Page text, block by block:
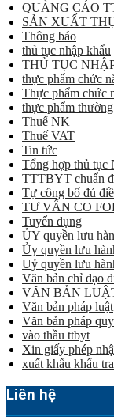
QUẢNG CÁO
SẢN XUẤT
Thông báo
thủ tục nhập khẩu
THỦ TỤC
thực phẩm chức
Thực phẩm chức
thực phẩm thường
Thuế NK
Thuế VAT
Tin tức
Tổng hợp thủ tục
TTTBYT chuẩn
Tự công bố đủ
TƯ VẤN CO
Tuyển dụng
ỦY quyền lưu
Ủy quyền lưu
Uỷ quyền lưu
Văn bản chỉ đạo
VĂN BẢN
Văn bản pháp luật
Văn bản pháp quy
vào thầu ttbyt
Xin giấy phép
xuất khẩu khẩu
Liên hệ